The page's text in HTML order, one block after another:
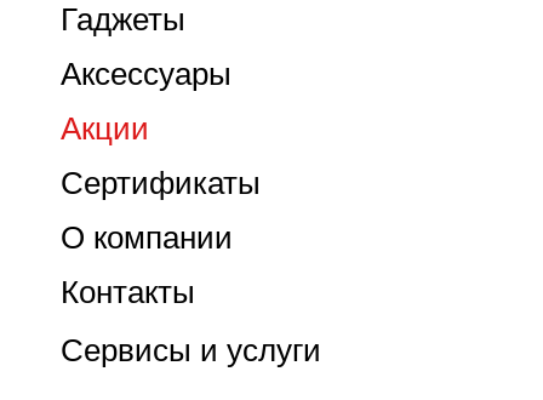
Контакты
О компании
Сертификаты
Акции
Аксессуары
Гаджеты
Сервисы и услуги